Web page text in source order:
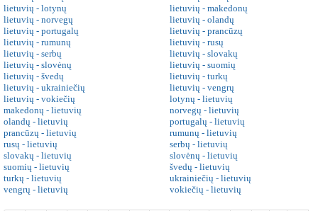
lietuvių - lotynų
lietuvių - makedonų
lietuvių - norvegų
lietuvių - olandų
lietuvių - portugalų
lietuvių - prancūzų
lietuvių - rumunų
lietuvių - rusų
lietuvių - serbų
lietuvių - slovakų
lietuvių - slovėnų
lietuvių - suomių
lietuvių - švedų
lietuvių - turkų
lietuvių - ukrainiečių
lietuvių - vengrų
lietuvių - vokiečių
lotynų - lietuvių
makedonų - lietuvių
norvegų - lietuvių
olandų - lietuvių
portugalų - lietuvių
prancūzų - lietuvių
rumunų - lietuvių
rusų - lietuvių
serbų - lietuvių
slovakų - lietuvių
slovėnų - lietuvių
suomių - lietuvių
švedų - lietuvių
turkų - lietuvių
ukrainiečių - lietuvių
vengrų - lietuvių
vokiečių - lietuvių